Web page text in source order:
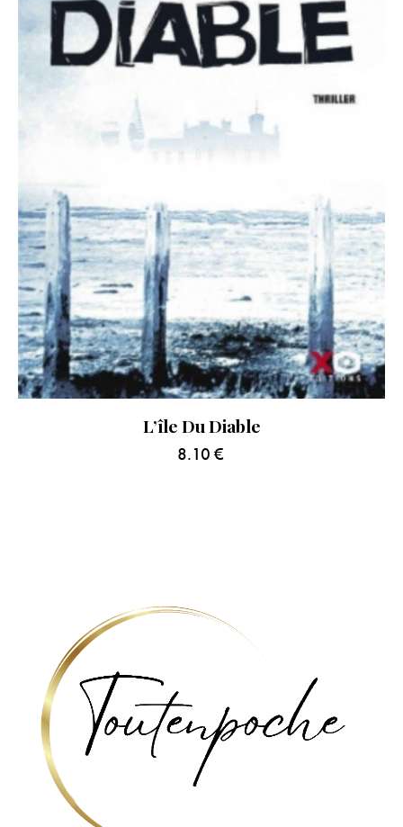
L’île Du Diable
8.10 €